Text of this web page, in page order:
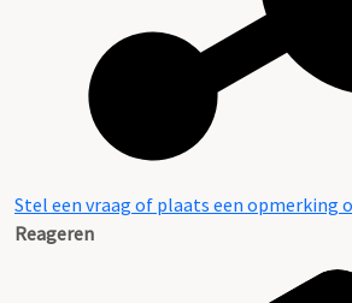
Stel een vraag of plaats een opmerking
Reageren